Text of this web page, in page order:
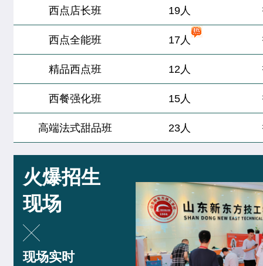
西点全能班 17人
精品西点班 12人
西餐强化班 15人
高端法式甜品班 23人
西点综合班 24人
西点烘焙班 27人
西点裱花班 18人
精品咖啡创就业班 9人
15人
火爆招生
现场
现场实时
董柯妍 时尚西点专业
刘欣茹 时尚西点专业
王婷宣 中西式面点专业(升学)
张茹欢 烘焙甜点全科班
杜树豪 西餐主厨专业
李玉树
刘震涛 菁英西点专业
菁英西点专业
韩佳怡 西餐工艺专业